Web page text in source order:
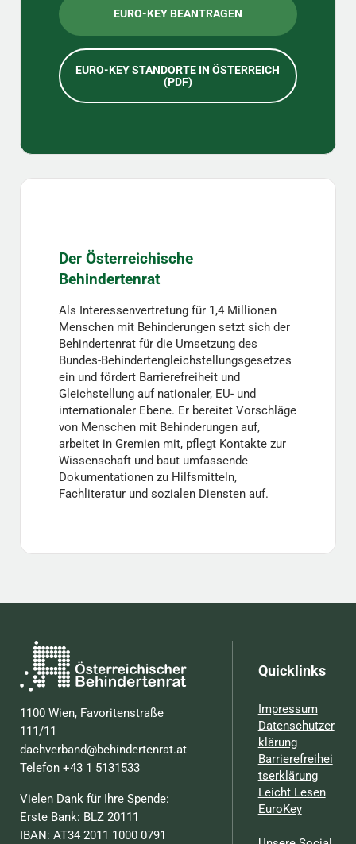
EURO-KEY BEANTRAGEN
EURO-KEY STANDORTE IN ÖSTERREICH
(PDF)
Der Österreichische
Behindertenrat
Als Interessenvertretung für 1,4 Millionen
Menschen mit Behinderungen setzt sich der
Behindertenrat für die Umsetzung des
Bundes-Behindertengleichstellungsgesetzes
ein und fördert Barrierefreiheit und
Gleichstellung auf nationaler, EU- und
internationaler Ebene. Er bereitet Vorschläge
von Menschen mit Behinderungen auf,
arbeitet in Gremien mit, pflegt Kontakte zur
Wissenschaft und baut umfassende
Dokumentationen zu Hilfsmitteln,
Fachliteratur und sozialen Diensten auf.
1100 Wien, Favoritenstraße
111/11
dachverband@behindertenrat.at
Telefon+43 1 5131533
Vielen Dank für Ihre Spende:
Erste Bank: BLZ 20111
IBAN: AT34 2011 1000 0791
Quicklinks
Impressum
Datenschutzer
klärung
Barrierefreihei
tserklärung
Leicht Lesen
EuroKey